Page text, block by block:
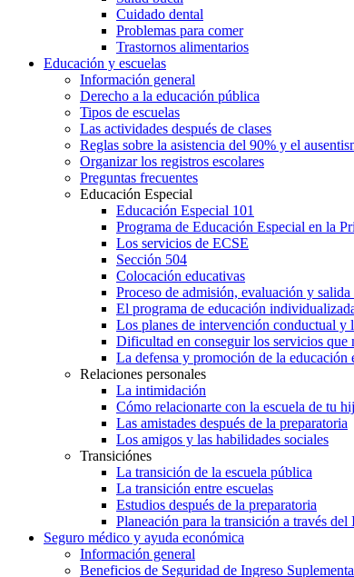
Cuidado dental
Problemas para comer
Trastornos alimentarios
Educación y escuelas
Información general
Derecho a la educación pública
Tipos de escuelas
Las actividades después de clases
Reglas sobre la asistencia del 90% y el
Organizar los registros escolares
Preguntas frecuentes
Educación Especial
Educación Especial 101
Programa de Educación Especial en la
Los servicios de ECSE
Sección 504
Colocación educativas
Proceso de admisión, evaluación y
El programa de educación
Los planes de intervención conductual y
Dificultad en conseguir los servicios que
La defensa y promoción de la educación
Relaciones personales
La intimidación
Cómo relacionarte con la escuela de tu
Las amistades después de la preparatoria
Los amigos y las habilidades sociales
Transiciónes
La transición de la escuela pública
La transición entre escuelas
Estudios después de la preparatoria
Planeación para la transición a través del
Seguro médico y ayuda económica
Información general
Beneficios de Seguridad de Ingreso